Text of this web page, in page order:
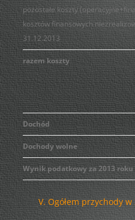
pozostałe koszty
kosztów finansowych
31.12.2013
razem koszty
Dochód
Dochody wolne
Wynik podatkowy za 2013 roku
V. Ogółem przychody